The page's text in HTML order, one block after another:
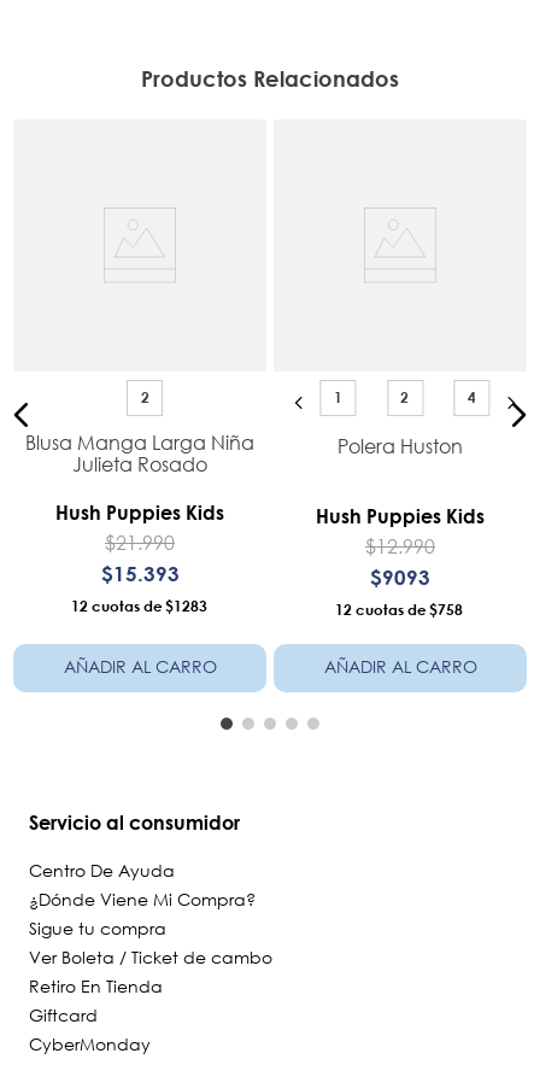
Productos Relacionados
2
Blusa Manga Larga Niña
Julieta Rosado
Hush Puppies Kids
$21.990
$15.393
12 $1283
AÑADIR AL CARRO
1 2 4
Polera Huston
Hush Puppies Kids
$12.990
$9093
12 $758
AÑADIR AL CARRO
Servicio al consumidor
Centro De Ayuda
¿Dónde Viene Mi Compra?
Sigue tu compra
Ver Boleta / Ticket de cambo
Retiro En Tienda
Giftcard
CyberMonday